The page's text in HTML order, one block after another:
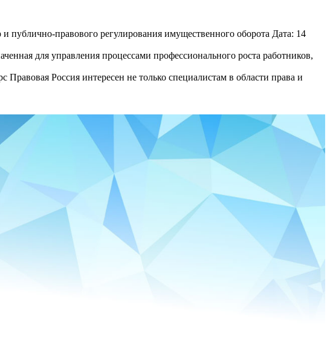
публично-правового регулирования имущественного оборота Дата: 14
для управления процессами профессионального роста работников,
Россия интересен не только специалистам в области права и